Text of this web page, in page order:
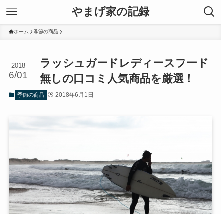
やまげ家の記録
ホーム 季節の商品
ラッシュガードレディースフード
無しの口コミ人気商品を厳選！
2018
6/01
季節の商品 2018年6月1日